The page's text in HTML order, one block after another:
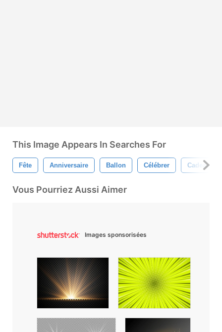
This Image Appears In Searches For
Fête Anniversaire Ballon Célébrer Cadeau
Vous Pourriez Aussi Aimer
Images sponsorisées